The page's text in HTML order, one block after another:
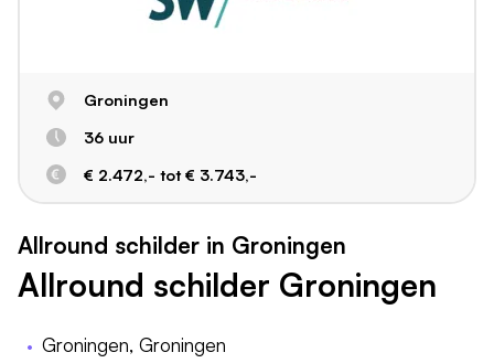
Groningen
36 uur
€ 2.472,- tot € 3.743,-
Allround schilder in Groningen
Allround schilder Groningen
Groningen, Groningen